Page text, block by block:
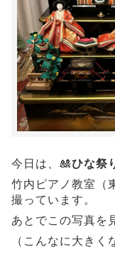
今日は、🎎ひな祭
竹内ピアノ教室（
撮っています。
あとでこの写真を
（こんなに大きく